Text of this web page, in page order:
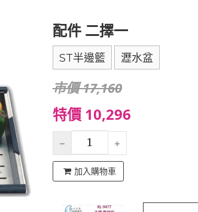
配件 二擇一
ST半邊籃 瀝水盆
市價 17,160
特價 10,296
加入購物車